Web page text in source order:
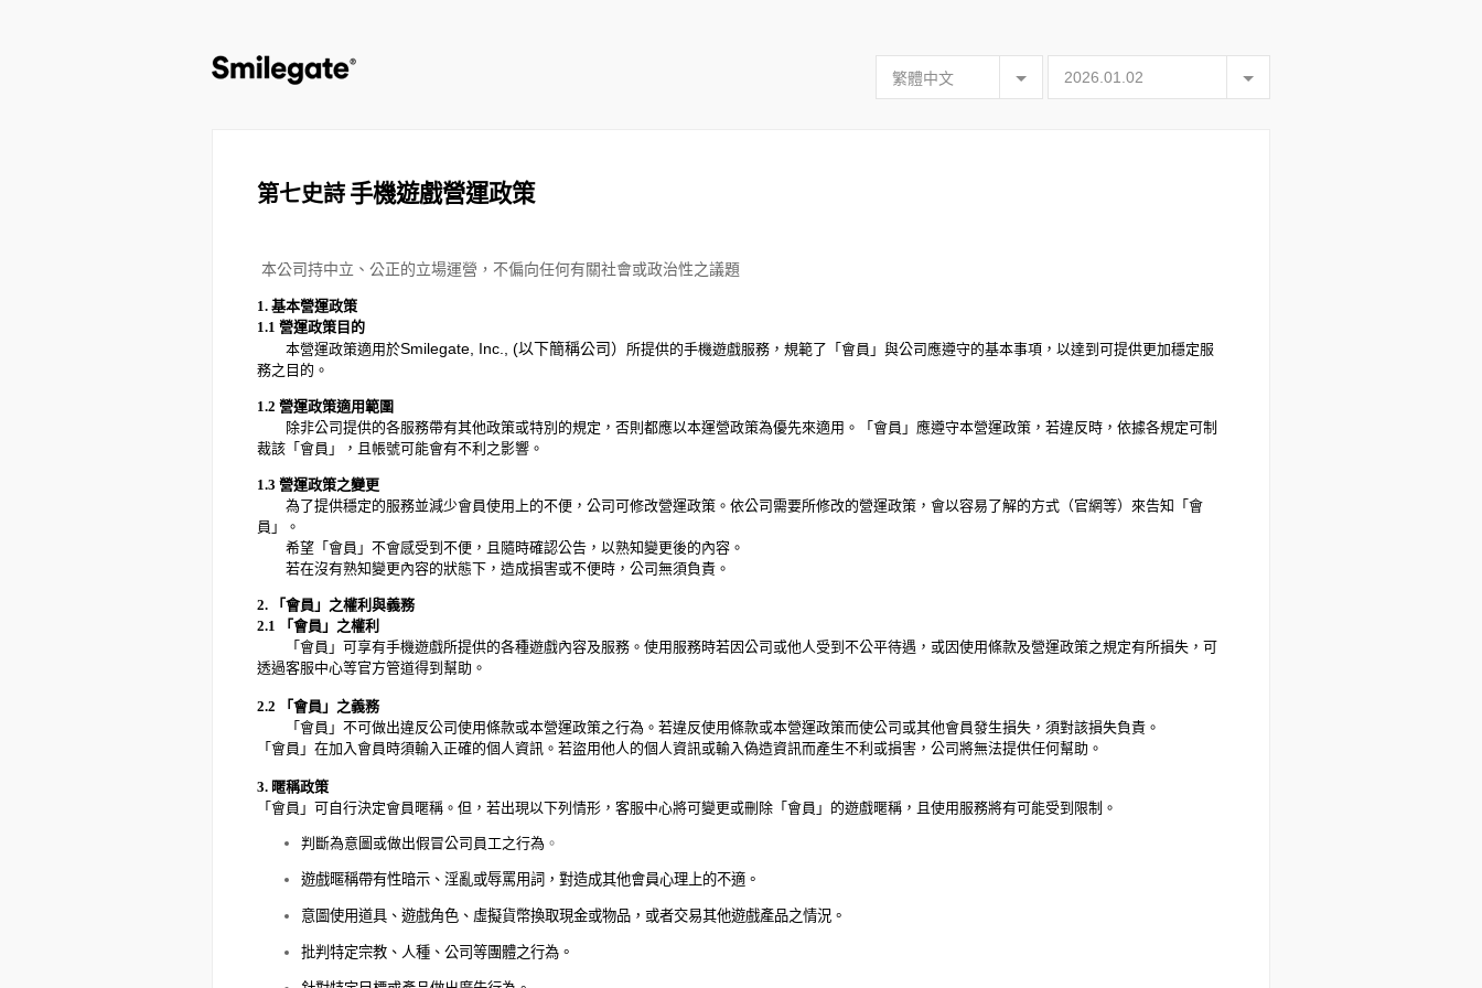
第七史詩 手機遊戲營運政策
本公司持中立、公正的立場運營，不偏向任何有關社會或政治性之議題
1. 基本營運政策
1.1 營運政策目的
本營運政策適用於Smilegate, Inc., (以下簡稱公司） 所提供的手機遊戲服務，規範了 「 會員 」 與公司應遵守的基本事項 ，以達到可提供更加穩定服
務之目的。
1.2 營運政策適用範圍
除非公司提供的各服務帶有其他政策或特別的規定，否則都應以本運營政策為優先來適用。「會員」應遵守本營運政策，若違反時，依據各規定可制
裁該「會員」，且帳號可能會有不利之影響。
1.3 營運政策之變更
為了提供穩定的服務並減少會員使用上的不便，公司可修改營運政策。依公司需要所修改的營運政策，會以容易了解的方式（官網等）來告知「會
員」。
希望「會員」不會感受到不便，且隨時確認公告，以熟知變更後的內容。
若在沒有熟知變更內容的狀態下，造成損害或不便時，公司無須負責。
2.
「會員」之權利與義務
2.1
「 會員 」 之權利
「會員」可享有手機遊戲所提供的各種遊戲內容及服務。使用服務時若因公司或他人受到不公平待遇，或因使用條款及營運政策之規定有所損失，可
透過客服中心等官方管道得到幫助。
2.2 「 會員 」 之義務
「會員」不可做出違反公司使用條款或本營運政策之行為。若違反使用條款或本營運政策而使公司或其他會員發生損失，須對該損失負責。
「 會員 」 在加入會員時須輸入正確的個人資訊。若盜用他人的個人資訊或輸入偽造資訊而產生不利或損害，公司將無法提供任何幫助。
3. 暱稱政策
「 會員 」 可自行決定會員暱稱。但，若出現以下列情形，客服中心將可變更或刪除 「 會員 」 的遊戲暱稱 ，且使用服務將有可能受到限制。
判斷為意圖或做出假冒公司員工之行為 。
遊戲暱稱帶有性暗示、淫亂或辱罵用詞，對造成其他會員心理上的不適。
意圖使用道具、遊戲角色、虛擬貨幣換取現金或物品，或者交易其他遊戲產品之情況。
批判特定宗教、人種、公司等團體之行為。